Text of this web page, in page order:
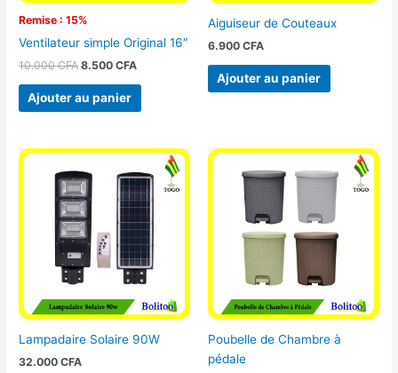
Remise : 15%
Ventilateur simple Original 16″
10.000CFA 8.500CFA
Ajouter au panier
Aiguiseur de Couteaux
6.900 CFA
Ajouter au panier
Lampadaire Solaire 90W
32.000CFA
Poubelle de Chambre à
pédale